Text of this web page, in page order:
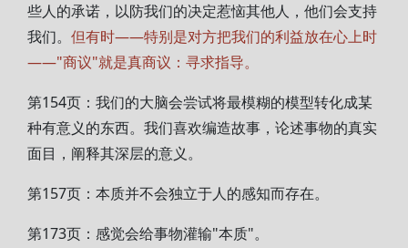
些人的承诺，以防我们的决定惹恼其他人，他们会支持
我们。 但有时——特别是对方把我们的利益放在心上时
——"商议"就是真商议：寻求指导。
第154页：我们的大脑会尝试将最模糊的模型转化成某
种有意义的东西。我们喜欢编造故事，论述事物的真实
面目，阐释其深层的意义。
第157页：本质并不会独立于人的感知而存在。
第173页：感觉会给事物灌输"本质"。